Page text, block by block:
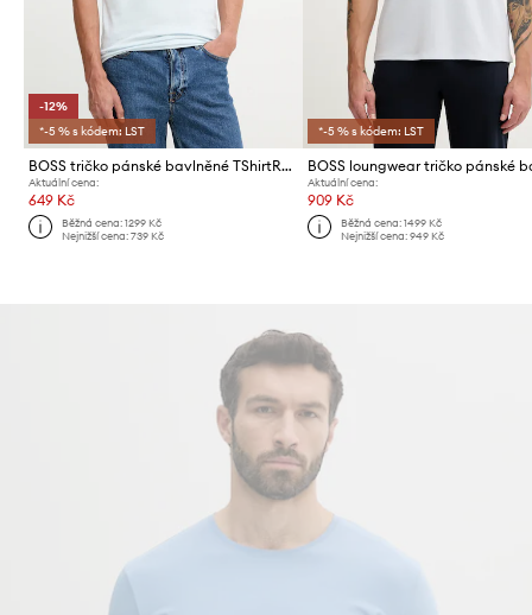
-12%
*-5 % s kódem: LST
BOSS tričko pánské bavlněné TShirtRN 3P Classic 3-pack
Aktuální cena:
649 Kč
Běžná cena:1299 Kč
Nejnižší cena:739 Kč
*-5 % s kódem: LST
Aktuální cena:
909 Kč
Běžná cena: 1499 Kč
Nejnižší cena: 949 Kč